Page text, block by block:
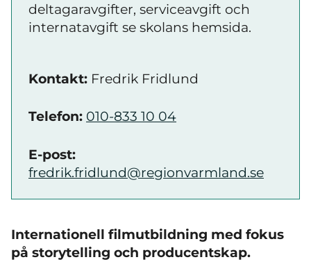
deltagaravgifter, serviceavgift och
internatavgift se skolans hemsida.
Kontakt: Fredrik Fridlund
Telefon: 010-833 10 04
E-post:
fredrik.fridlund@regionvarmland.se
Internationell filmutbildning med fokus
på storytelling och producentskap.